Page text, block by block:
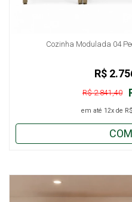
Cozinha Modulada 04
R$ 2.841,40
em até 12x de
R$